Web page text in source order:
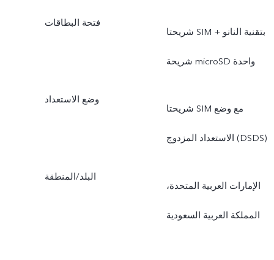
فتحة البطاقات
شريحتا SIM بتقنية النانو +
شريحة microSD واحدة
وضع الاستعداد
شريحتا SIM مع وضع
الاستعداد المزدوج (DSDS)
البلد/المنطقة
الإمارات العربية المتحدة،
المملكة العربية السعودية